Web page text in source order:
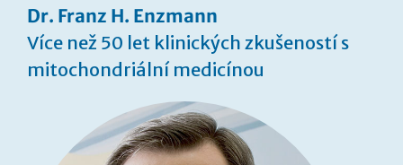
Dr. Franz H. Enzmann
Více než 50 let klinických zkušeností s
mitochondriální medicínou